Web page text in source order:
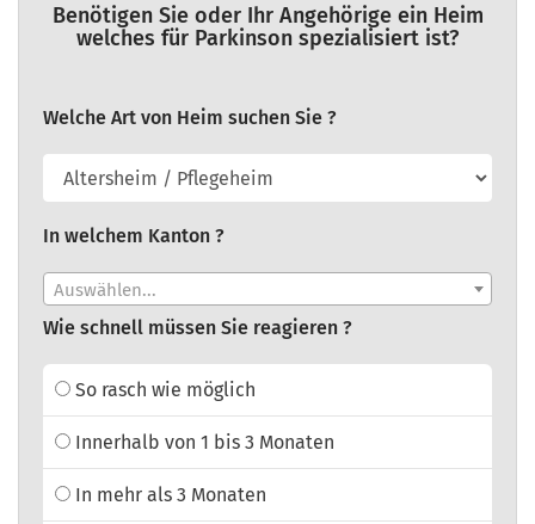
Benötigen Sie oder Ihr Angehörige ein Heim
welches für Parkinson spezialisiert ist?
Welche Art von Heim suchen Sie ?
In welchem Kanton ?
Auswählen...
Wie schnell müssen Sie reagieren ?
So rasch wie möglich
Innerhalb von 1 bis 3 Monaten
In mehr als 3 Monaten